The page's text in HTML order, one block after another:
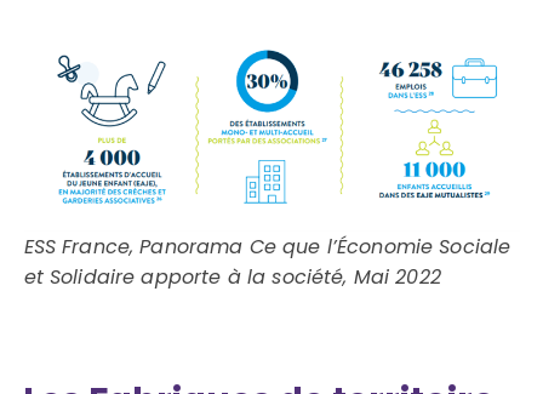
ESS France, Panorama Ce que l’Économie Sociale
et Solidaire apporte à la société, Mai 2022